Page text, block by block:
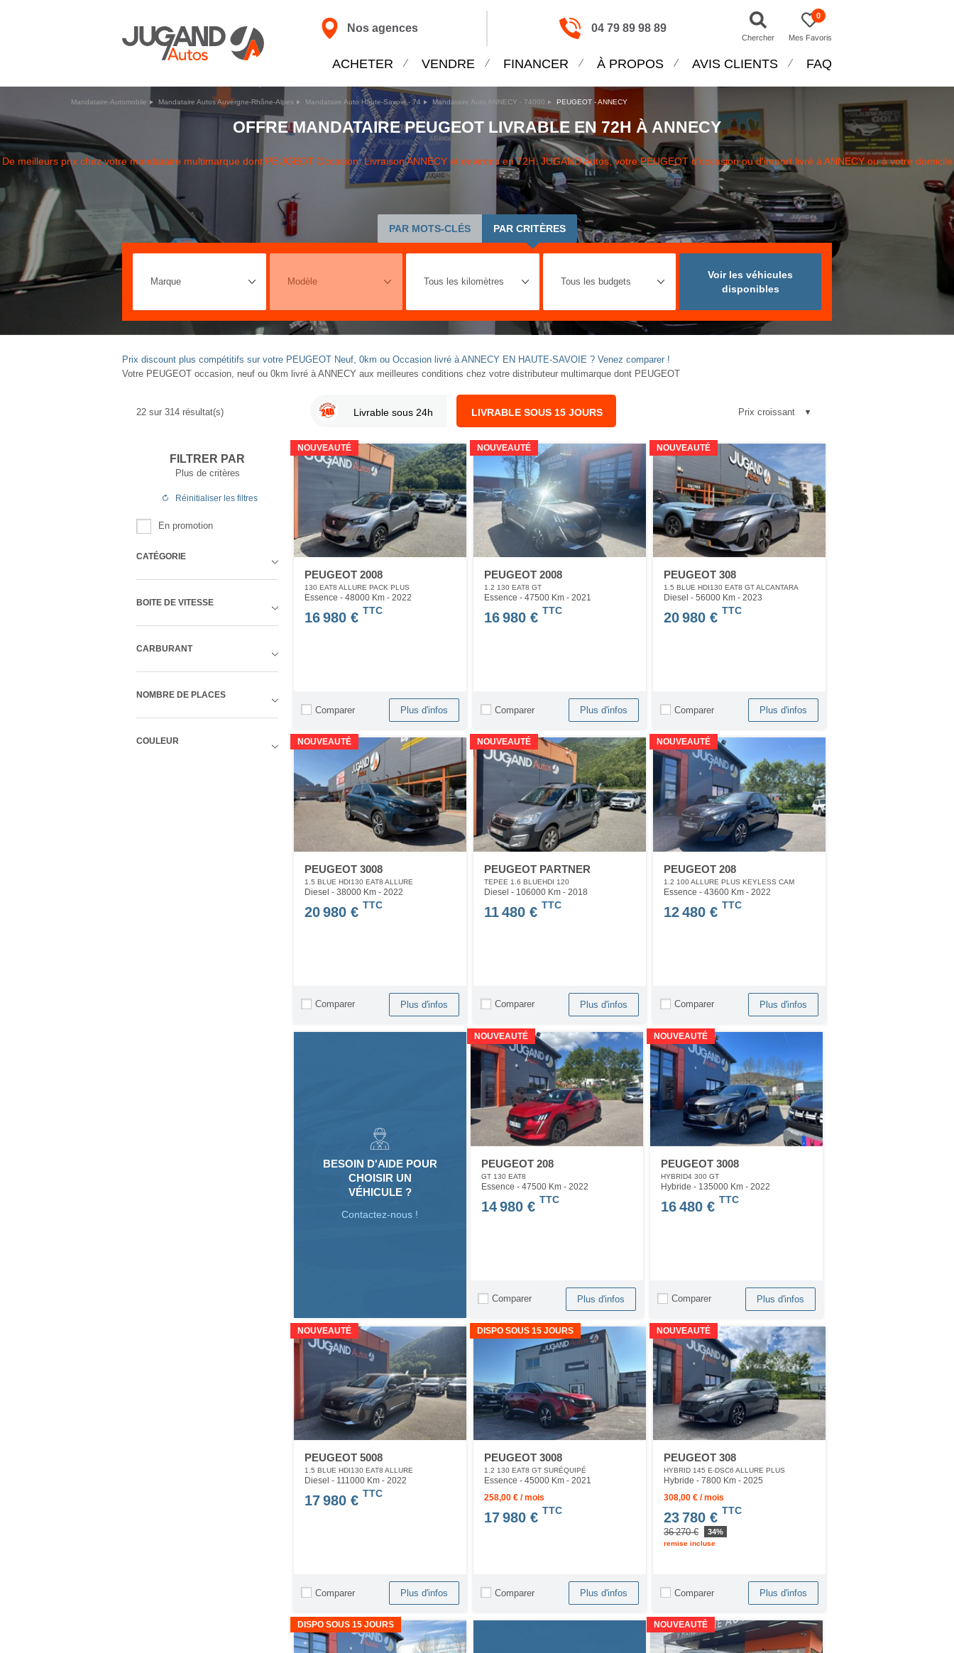
Nos agences 04 79 89 98 89
Chercher
0
Mes Favoris
ACHETER VENDRE FINANCER À PROPOS AVIS CLIENTS FAQ
Mandataire-Automobile Mandataire Autos Auvergne-Rhône-Alpes Mandataire Auto Haute-Savoie - 74 Mandataire Auto ANNECY - 74000 PEUGEOT - ANNECY
OFFRE MANDATAIRE PEUGEOT LIVRABLE EN 72H À ANNECY
De meilleurs prix chez votre mandataire multimarque dont PEUGEOT Occasion. Livraison ANNECY et environs en 72H. JUGAND Autos, votre PEUGEOT d'occasion ou d'import livré à ANNECY ou à votre domicile
PAR MOTS-CLÉS PAR CRITÈRES
Voir les véhicules
disponibles
Prix discount plus compétitifs sur votre PEUGEOT Neuf, 0km ou Occasion livré à ANNECY EN HAUTE-SAVOIE ? Venez comparer !
Votre PEUGEOT occasion, neuf ou 0km livré à ANNECY aux meilleures conditions chez votre distributeur multimarque dont PEUGEOT
22 sur 314 résultat(s) Livrable sous 24h LIVRABLE SOUS 15 JOURS
FILTRER PAR
Plus de critères
Réinitialiser les filtres
En promotion
CATÉGORIE
BOITE DE VITESSE
CARBURANT
NOMBRE DE PLACES
COULEUR
NOUVEAUTÉ
PEUGEOT 2008
130 EAT8 ALLURE PACK PLUS
Essence - 48000 Km - 2022
16 980 € TTC
Comparer Plus d'infos
NOUVEAUTÉ
PEUGEOT 2008
1.2 130 EAT8 GT
Essence - 47500 Km - 2021
16 980 € TTC
Comparer Plus d'infos
NOUVEAUTÉ
PEUGEOT 308
1.5 BLUE HDI130 EAT8 GT ALCANTARA
Diesel - 56000 Km- 2023
20 980 € TTC
Comparer Plus d'infos
NOUVEAUTÉ
PEUGEOT 3008
1.5 BLUE HDI130 EAT8 ALLURE
Diesel - 38000 Km - 2022
20 980 € TTC
Comparer Plus d'infos
NOUVEAUTÉ
PEUGEOT PARTNER
TEPEE 1.6 BLUEHDI 120
Diesel - 106000 Km - 2018
11 480 € TTC
Comparer Plus d'infos
NOUVEAUTÉ
PEUGEOT 208
1.2 100 ALLURE PLUS KEYLESS CAM
Essence - 43600 Km- 2022
12 480 € TTC
Comparer Plus d'infos
BESOIN D'AIDE POUR
CHOISIR UN
VÉHICULE ?
Contactez-nous !
NOUVEAUTÉ
PEUGEOT 208
GT 130 EAT8
Essence - 47500 Km - 2022
14 980 € TTC
Comparer Plus d'infos
NOUVEAUTÉ
PEUGEOT 3008
HYBRID4 300 GT
Hybride - 135000 Km- 2022
16 480 € TTC
Comparer Plus d'infos
NOUVEAUTÉ
PEUGEOT 5008
1.5 BLUE HDI130 EAT8 ALLURE
Diesel - 111000 Km - 2022
17 980 € TTC
Comparer Plus d'infos
DISPO SOUS 15 JOURS
PEUGEOT 3008
1.2 130 EAT8 GT SURÉQUIPÉ
Essence - 45000 Km - 2021
258,00 € / mois
17 980 € TTC
Comparer Plus d'infos
NOUVEAUTÉ
PEUGEOT 308
HYBRID 145 E-DSC6 ALLURE PLUS
Hybride - 7800 Km- 2025
308,00 € / mois
23 780 € TTC
36 270 € 34%
remise incluse
Comparer Plus d'infos
DISPO SOUS 15 JOURS NOUVEAUTÉ